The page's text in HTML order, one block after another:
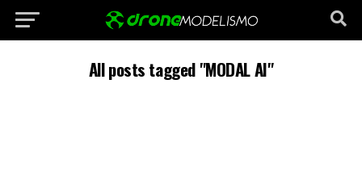
All posts tagged "MODAL AI"